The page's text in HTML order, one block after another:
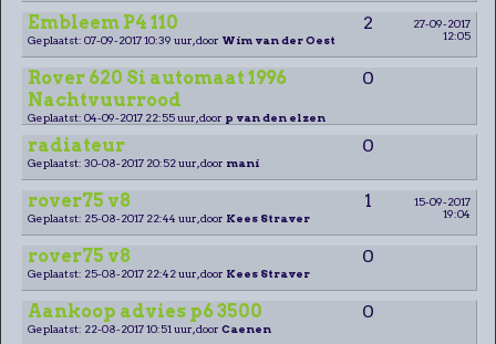
Embleem P4 110 2
27-09-2017
12:05
Geplaatst: 07-09-2017 10:39 uur, door Wim van der Oest
Rover 620 Si automaat 1996
Nachtvuurrood
0
Geplaatst: 04-09-2017 22:55 uur, door p van den elzen
radiateur 0
Geplaatst: 30-08-2017 20:52 uur, door mani
rover75 v8 1
15-09-2017
19:04
Geplaatst: 25-08-2017 22:44 uur, door Kees Straver
rover75 v8 0
Geplaatst: 25-08-2017 22:42 uur, door Kees Straver
Aankoop advies p6 3500 0
Geplaatst: 22-08-2017 10:51 uur, door Caenen